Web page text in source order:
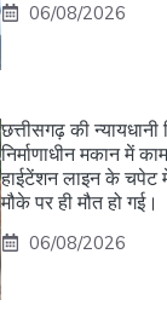
06/08/2026
छत्तीसगढ़ की
निर्माणाधीन मकान में
हाईटेंशन लाइन के चपेट
मौके पर ही मौत हो गई।
06/08/2026